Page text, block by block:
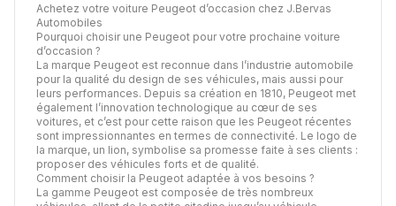
Achetez votre voiture Peugeot d’occasion chez J.Bervas
Automobiles
Pourquoi choisir une Peugeot pour votre prochaine voiture
d’occasion ?
La marque Peugeot est reconnue dans l’industrie automobile
pour la qualité du design de ses véhicules, mais aussi pour
leurs performances. Depuis sa création en 1810, Peugeot met
également l’innovation technologique au cœur de ses
voitures, et c’est pour cette raison que les Peugeot récentes
sont impressionnantes en termes de connectivité. Le logo de
la marque, un lion, symbolise sa promesse faite à ses clients :
proposer des véhicules forts et de qualité.
Comment choisir la Peugeot adaptée à vos besoins ?
La gamme Peugeot est composée de très nombreux